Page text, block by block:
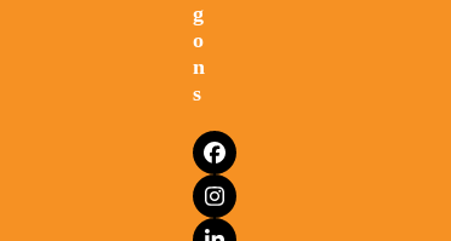
g
o
n
s
Facebook
Instagram